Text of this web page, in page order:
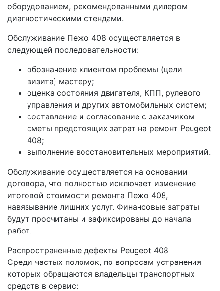
оборудованием, рекомендованными дилером
диагностическими стендами.
Обслуживание Пежо 408 осуществляется в
следующей последовательности:
обозначение клиентом проблемы (цели
визита) мастеру;
оценка состояния двигателя, КПП, рулевого
управления и других автомобильных систем;
составление и согласование с заказчиком
сметы предстоящих затрат на ремонт Peugeot
408;
выполнение восстановительных мероприятий.
Обслуживание осуществляется на основании
договора, что полностью исключает изменение
итоговой стоимости ремонта Пежо 408,
навязывание лишних услуг. Финансовые затраты
будут просчитаны и зафиксированы до начала
работ.
Распространенные дефекты Peugeot 408
Среди частых поломок, по вопросам устранения
которых обращаются владельцы транспортных
средств в сервис: